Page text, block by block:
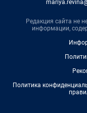
Редакция сайта не
информации,
Политика